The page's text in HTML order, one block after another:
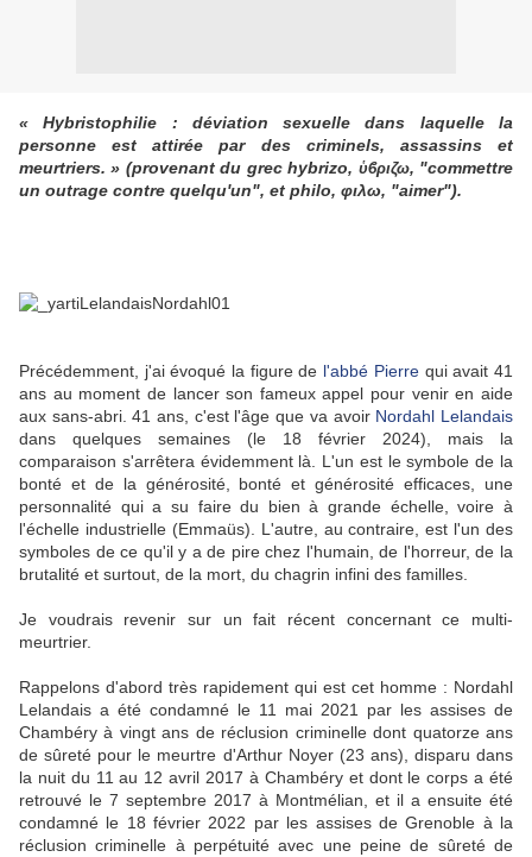
« Hybristophilie : déviation sexuelle dans laquelle la
personne est attirée par des criminels, assassins et
meurtriers. » (provenant du grec hybrizo, ὑϐριζω, "commettre
un outrage contre quelqu'un", et philo, φιλω, "aimer").
Précédemment, j'ai évoqué la figure de l'abbé Pierrequi avait 41
ans au moment de lancer son fameux appel pour venir en aide
aux sans-abri. 41 ans, c'est l'âge que va avoir Nordahl Lelandais
dans quelques semaines (le 18 février 2024), mais la
comparaison s'arrêtera évidemment là. L'un est le symbole de la
bonté et de la générosité, bonté et générosité efficaces, une
personnalité qui a su faire du bien à grande échelle, voire à
l'échelle industrielle (Emmaüs). L'autre, au contraire, est l'un des
symboles de ce qu'il y a de pire chez l'humain, de l'horreur, de la
brutalité et surtout, de la mort, du chagrin infini des familles.
Je voudrais revenir sur un fait récent concernant ce multi-
meurtrier.
Rappelons d'abord très rapidement qui est cet homme : Nordahl
Lelandais a été condamné le 11 mai 2021 par les assises de
Chambéry à vingt ans de réclusion criminelle dont quatorze ans
de sûreté pour le meurtre d'Arthur Noyer (23 ans), disparu dans
la nuit du 11 au 12 avril 2017 à Chambéry et dont le corps a été
retrouvé le 7 septembre 2017 à Montmélian, et il a ensuite été
condamné le 18 février 2022 par les assises de Grenoble à la
réclusion criminelle à perpétuité avec une peine de sûreté de